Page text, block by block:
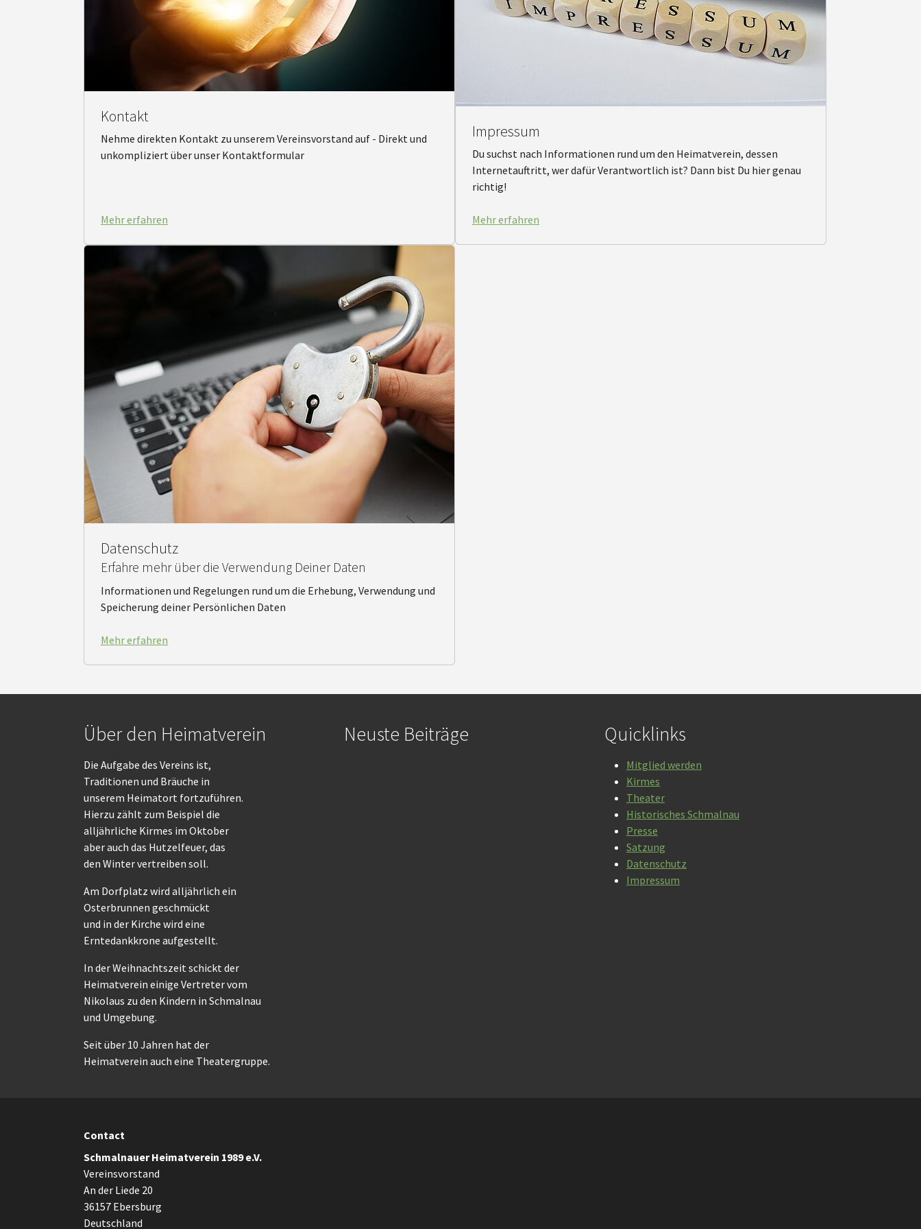
Kontakt
Nehme direkten Kontakt zu unserem Vereinsvorstand auf - Direkt und
unkompliziert über unser Kontaktformular
Mehr erfahren
Impressum
Du suchst nach Informationen rund um den Heimatverein, dessen
Internetauftritt, wer dafür Verantwortlich ist? Dann bist Du hier genau
richtig!
Mehr erfahren
Datenschutz
Erfahre mehr über die Verwendung Deiner Daten
Informationen und Regelungen rund um die Erhebung, Verwendung und
Speicherung deiner Persönlichen Daten
Mehr erfahren
Über den Heimatverein
Die Aufgabe des Vereins ist,
Traditionen und Bräuche in
unserem Heimatort fortzuführen.
Hierzu zählt zum Beispiel die
alljährliche Kirmes im Oktober
aber auch das Hutzelfeuer, das
den Winter vertreiben soll.
Am Dorfplatz wird alljährlich ein
Osterbrunnen geschmückt
und in der Kirche wird eine
Erntedankkrone aufgestellt.
In der Weihnachtszeit schickt der
Heimatverein einige Vertreter vom
Nikolaus zu den Kindern in Schmalnau
und Umgebung.
Seit über 10 Jahren hat der
Heimatverein auch eine Theatergruppe.
Neuste Beiträge Quicklinks
Mitglied werden
Kirmes
Theater
Historisches Schmalnau
Presse
Satzung
Datenschutz
Impressum
Contact
Schmalnauer Heimatverein 1989 e.V.
Vereinsvorstand
An der Liede 20
36157 Ebersburg
Deutschland